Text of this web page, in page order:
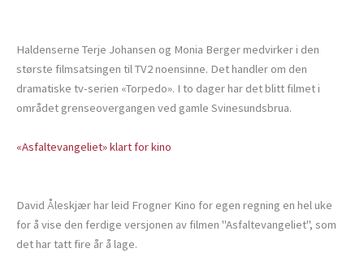
Haldenserne Terje Johansen og Monia Berger medvirker i den
største filmsatsingen til TV2 noensinne. Det handler om den
dramatiske tv-serien «Torpedo». I to dager har det blitt filmet i
området grenseovergangen ved gamle Svinesundsbrua.
«Asfaltevangeliet» klart for kino
David Åleskjær har leid Frogner Kino for egen regning en hel uke
for å vise den ferdige versjonen av filmen "Asfaltevangeliet", som
det har tatt fire år å lage.